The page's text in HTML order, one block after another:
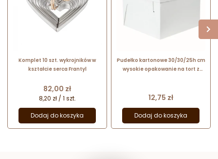
Komplet 10 szt. wykrojników w
kształcie serca Frantyl
Cena
82,00 zł
8,20 zł / 1 szt.
Dodaj do koszyka
Pudełko kartonowe 30/30/25h cm
wysokie opakowanie na tort z
Cena
12,75 zł
Dodaj do koszyka